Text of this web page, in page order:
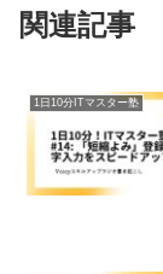
関連記事
1日10分ITマスター塾